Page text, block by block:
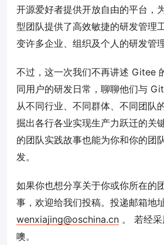
开源爱好者提供开放自由的平台，
型团队提供了高效敏捷的研发管理
变许多企业、组织及个人的研发管
不过，这一次我们不再讲述 Gitee
同用户的研发日常，聊聊他们与
从不同行业、不同群体、不同团队
掘出各行各业实现生产力跃迁的关
的团队实践故事也能为你和你的团
发。
如果你也想分享关于你或你所在的
事，欢迎给我们投稿。投递邮箱地
wenxiajing@oschina.cn 。 若经
噢。